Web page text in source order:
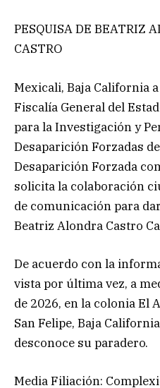
PESQUISA DE BEATRIZ
CASTRO
Mexicali, Baja California
Fiscalía General del
para la Investigación y
Desaparición Forzadas
Desaparición Forzada
solicita la colaboración
de comunicación para
Beatriz Alondra Castro
De acuerdo con la
vista por última vez, a
de 2026, en la colonia El
San Felipe, Baja
desconoce su paradero.
Media Filiación: